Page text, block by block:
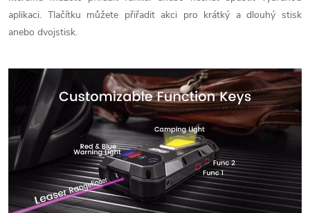
aplikaci. Tlačítku můžete přiřadit akci pro krátký a dlouhý stisk
anebo dvojstisk.